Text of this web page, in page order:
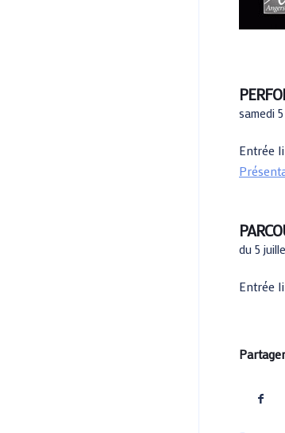
samedi
Entrée
du 5
Entrée